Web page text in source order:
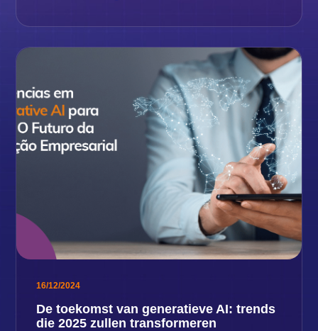
16/12/2024
De toekomst van generatieve AI: trends
die 2025 zullen transformeren